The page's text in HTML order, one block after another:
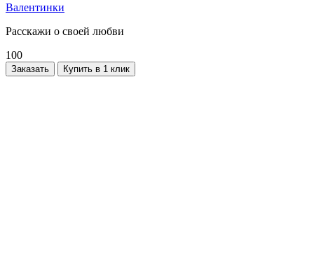
Валентинки
Расскажи о своей любви
100
Заказать Купить в 1 клик